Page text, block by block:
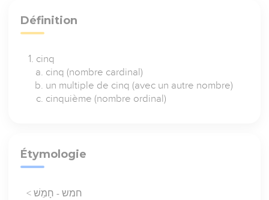
Définition
cinq
cinq (nombre cardinal)
un multiple de cinq (avec un autre nombre)
cinquième (nombre ordinal)
Étymologie
< חמש - חָמֵשׁ